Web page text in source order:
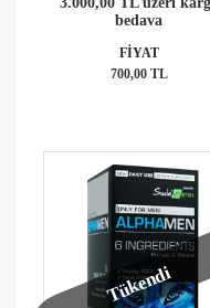
bedava
FİYAT
700,00 TL
Tükendi